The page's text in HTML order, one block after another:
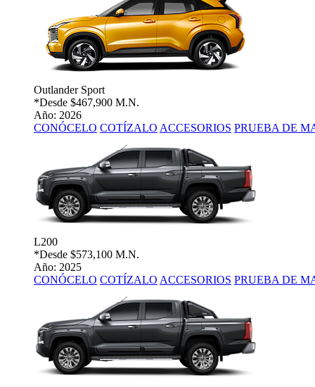
Outlander Sport
*Desde $467,900 M.N.
Año: 2026
CONÓCELO COTÍZALO ACCESORIOS PRUEBA DE
L200
*Desde $573,100 M.N.
Año: 2025
CONÓCELO COTÍZALO ACCESORIOS PRUEBA DE